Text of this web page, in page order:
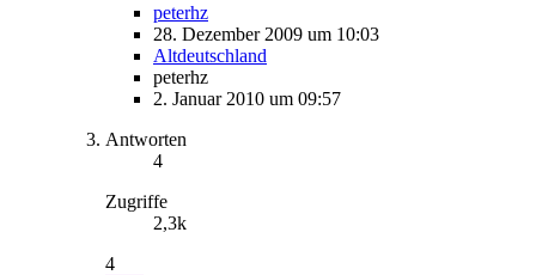
peterhz
28. Dezember 2009 um 10:03
Altdeutschland
peterhz
2. Januar 2010 um 09:57
Antworten
4
Zugriffe
2,3k
4